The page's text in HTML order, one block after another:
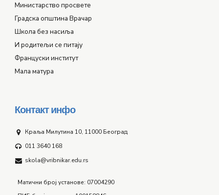
Министарство просвете
Градска општина Врачар
Школа без насиља
И родитељи се питају
Француски институт
Мала матура
Контакт инфо
Краља Милутина 10, 11000 Београд
011 3640 168
skola@vribnikar.edu.rs
Матични број установе: 07004290